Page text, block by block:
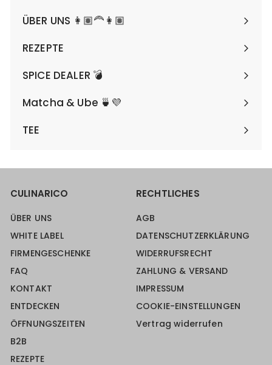
submenu
ÜBER UNS 👩🏽‍🦰👩🏽
REZEPTE
SPICE DEALER 💣
Matcha & Ube 🍵💜
TEE
CULINARICO
ÜBER UNS
WHITE LABEL
FIRMENGESCHENKE
FAQ
KONTAKT
ENTDECKEN
ÖFFNUNGSZEITEN
B2B
REZEPTE
RECHTLICHES
AGB
DATENSCHUTZERKLÄRUNG
WIDERRUFSRECHT
ZAHLUNG & VERSAND
IMPRESSUM
COOKIE-EINSTELLUNGEN
Vertrag widerrufen